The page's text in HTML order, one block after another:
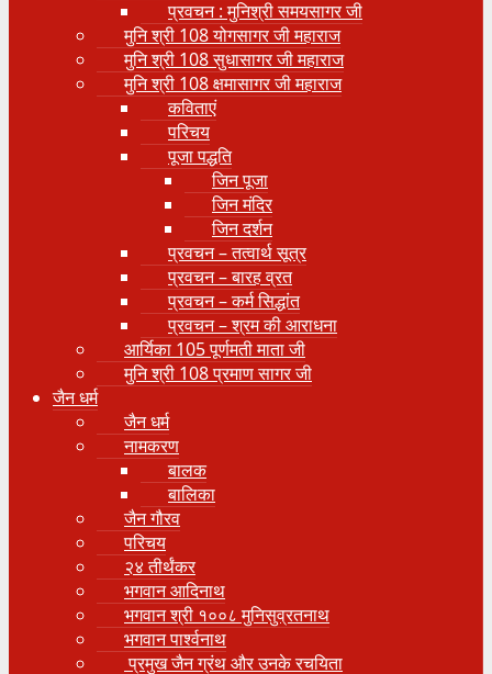
प्रवचन : मुनिश्री समयसागर जी
मुनि श्री 108 योगसागर जी महाराज
मुनि श्री 108 सुधासागर जी महाराज
मुनि श्री 108 क्षमासागर जी महाराज
कविताएं
परिचय
पूजा पद्धति
जिन पूजा
जिन मंदिर
जिन दर्शन
प्रवचन – तत्वार्थ सूत्र
प्रवचन – बारह व्रत
प्रवचन – कर्म सिद्धांत
प्रवचन – श्रम की आराधना
आर्यिका 105 पूर्णमती माता जी
मुनि श्री 108 प्रमाण सागर जी
जैन धर्म
जैन धर्म
नामकरण
बालक
बालिका
जैन गौरव
परिचय
२४ तीर्थंकर
भगवान आदिनाथ
भगवान श्री १००८ मुनिसुव्रतनाथ
भगवान पार्श्वनाथ
प्रमुख जैन ग्रंथ और उनके रचयिता